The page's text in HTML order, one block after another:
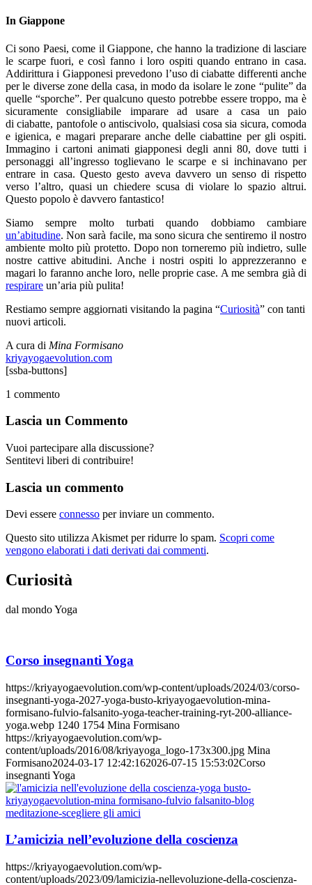
In Giappone
Ci sono Paesi, come il Giappone, che hanno la tradizione di lasciare
le scarpe fuori, e così fanno i loro ospiti quando entrano in casa.
Addirittura i Giapponesi prevedono l’uso di ciabatte differenti anche
per le diverse zone della casa, in modo da isolare le zone “pulite” da
quelle “sporche”. Per qualcuno questo potrebbe essere troppo, ma è
sicuramente consigliabile imparare ad usare a casa un paio
di ciabatte, pantofole o antiscivolo, qualsiasi cosa sia sicura, comoda
e igienica, e magari preparare anche delle ciabattine per gli ospiti.
Immagino i cartoni animati giapponesi degli anni 80, dove tutti i
personaggi all’ingresso toglievano le scarpe e si inchinavano per
entrare in casa. Questo gesto aveva davvero un senso di rispetto
verso l’altro, quasi un chiedere scusa di violare lo spazio altrui.
Questo popolo è davvero fantastico!
Siamo sempre molto turbati quando dobbiamo cambiare
un’abitudine. Non sarà facile, ma sono sicura che sentiremo il nostro
ambiente molto più protetto. Dopo non torneremo più indietro, sulle
nostre cattive abitudini. Anche i nostri ospiti lo apprezzeranno e
magari lo faranno anche loro, nelle proprie case. A me sembra già di
respirare un’aria più pulita!
Restiamo sempre aggiornati visitando la pagina “Curiosità” con tanti
nuovi articoli.
A cura di Mina Formisano
kriyayogaevolution.com
[ssba-buttons]
1 commento
Lascia un Commento
Vuoi partecipare alla discussione?
Sentitevi liberi di contribuire!
Lascia un commento
Devi essere connesso per inviare un commento.
Questo sito utilizza Akismet per ridurre lo spam. Scopri come
vengono elaborati i dati derivati dai commenti.
Curiosità
dal mondo Yoga
Corso insegnanti Yoga
https://kriyayogaevolution.com/wp-content/uploads/2024/03/corso-
insegnanti-yoga-2027-yoga-busto-kriyayogaevolution-mina-
formisano-fulvio-falsanito-yoga-teacher-training-ryt-200-alliance-
yoga.webp 1240 1754 Mina Formisano
https://kriyayogaevolution.com/wp-
content/uploads/2016/08/kriyayoga_logo-173x300.jpg Mina
Formisano2024-03-17 12:42:162026-07-15 15:53:02Corso
insegnanti Yoga
L’amicizia nell’evoluzione della coscienza
https://kriyayogaevolution.com/wp-
content/uploads/2023/09/lamicizia-nellevoluzione-della-coscienza-